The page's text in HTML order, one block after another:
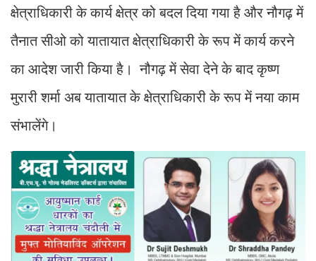
क्षेत्राधिकारी के कार्य क्षेत्र को बदल दिया गया है और नौगढ़ में
तैनात सीओ को यातायात क्षेत्राधिकारी के रूप में कार्य करने
का आदेश जारी किया है। नौगढ़ में सेवा देने के बाद कृष्ण
मुरारी शर्मा अब यातायात के क्षेत्राधिकारी के रूप में नया काम
संभालेंगे।